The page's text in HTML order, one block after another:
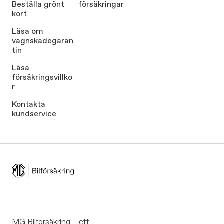
Beställa grönt
kort
Läsa om
vagnskadegaran
tin
Läsa
försäkringsvillko
r
Kontakta
kundservice
försäkringar